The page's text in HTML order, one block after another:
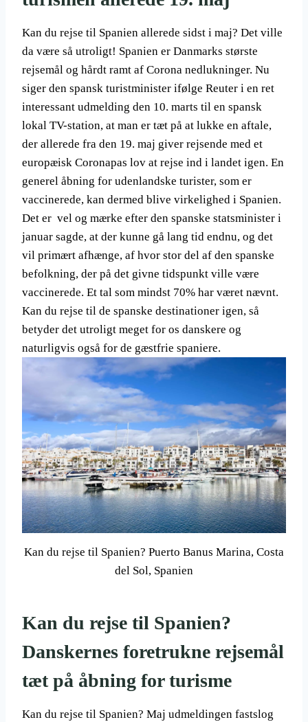
Kan du rejse til Spanien allerede sidst i maj? Det ville
da være så utroligt! Spanien er Danmarks største
rejsemål og hårdt ramt af Corona nedlukninger. Nu
siger den spansk turistminister ifølge Reuter i en ret
interessant udmelding den 10. marts til en spansk
lokal TV-station, at man er tæt på at lukke en aftale,
der allerede fra den 19. maj giver rejsende med et
europæisk Coronapas lov at rejse ind i landet igen. En
generel åbning for udenlandske turister, som er
vaccinerede, kan dermed blive virkelighed i Spanien.
Det er vel og mærke efter den spanske statsminister i
januar sagde, at der kunne gå lang tid endnu, og det
vil primært afhænge, af hvor stor del af den spanske
befolkning, der på det givne tidspunkt ville være
vaccinerede. Et tal som mindst 70% har været nævnt.
Kan du rejse til de spanske destinationer igen, så
betyder det utroligt meget for os danskere og
naturligvis også for de gæstfrie spaniere.
Kan du rejse til Spanien? Puerto Banus Marina, Costa
del Sol, Spanien
Kan du rejse til Spanien?
Danskernes foretrukne rejsemål
tæt på åbning for turisme
Kan du rejse til Spanien? Maj udmeldingen fastslog